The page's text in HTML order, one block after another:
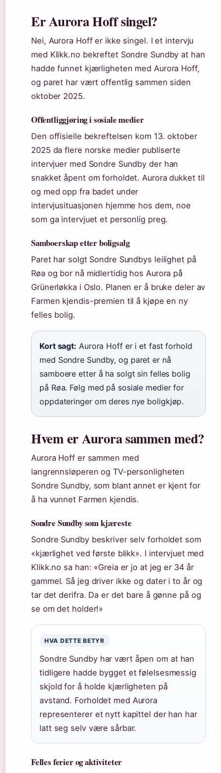
Er Aurora Hoff singel?
Nei, Aurora Hoff er ikke singel. I et intervju
med Klikk.no bekreftet Sondre Sundby at han
hadde funnet kjærligheten med Aurora Hoff,
og paret har vært offentlig sammen siden
oktober 2025.
Offentliggjøring i sosiale medier
Den offisielle bekreftelsen kom 13. oktober
2025 da flere norske medier publiserte
intervjuer med Sondre Sundby der han
snakket åpent om forholdet. Aurora dukket til
og med opp fra badet under
intervjusituasjonen hjemme hos dem, noe
som ga intervjuet et personlig preg.
Samboerskap etter boligsalg
Paret har solgt Sondre Sundbys leilighet på
Røa og bor nå midlertidig hos Aurora på
Grünerløkka i Oslo. Planen er å bruke deler av
Farmen kjendis-premien til å kjøpe en ny
felles bolig.
Kort sagt: Aurora Hoff er i et fast forhold
med Sondre Sundby, og paret er nå
samboere etter å ha solgt sin felles bolig
på Røa. Følg med på sosiale medier for
oppdateringer om deres nye boligkjøp.
Hvem er Aurora sammen med?
Aurora Hoff er sammen med
langrennsløperen og TV-personligheten
Sondre Sundby, som blant annet er kjent for
å ha vunnet Farmen kjendis.
Sondre Sundby som kjæreste
Sondre Sundby beskriver selv forholdet som
«kjærlighet ved første blikk». I intervjuet med
Klikk.no sa han: «Greia er jo at jeg er 34 år
gammel. Så jeg driver ikke og dater i to år og
tar det derifra. Da er det bare å gønne på og
se om det holder!»
HVA DETTE BETYR
Sondre Sundby har vært åpen om at han
tidligere hadde bygget et følelsesmessig
skjold for å holde kjærligheten på
avstand. Forholdet med Aurora
representerer et nytt kapittel der han har
latt seg selv være sårbar.
Felles ferier og aktiviteter